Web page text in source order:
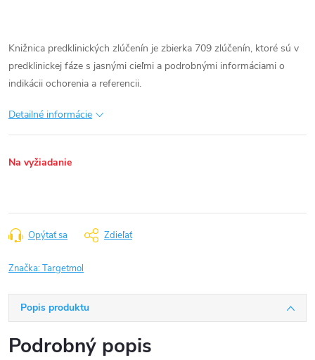
Knižnica predklinických zlúčenín je zbierka 709 zlúčenín, ktoré sú v
predklinickej fáze s jasnými cieľmi a podrobnými informáciami o
indikácii ochorenia a referencii.
Detailné informácie
Na vyžiadanie
Opýtať sa Zdieľať
Značka:Targetmol
Popis produktu
Podrobný popis